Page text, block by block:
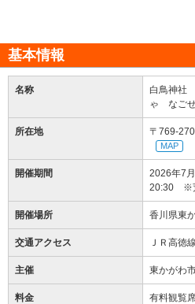
基本情報
名称
白鳥神社
ゃ なごせ
所在地 〒769-
MAP
開催期間
2026年7
20:30 ※荒
開催場所 香川県東
交通アクセス ＪＲ高徳
主催 東かがわ
料金 有料観覧